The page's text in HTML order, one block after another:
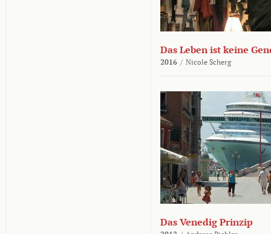
Das Leben ist keine
2016 / Nicole Scherg
Das Venedig Prinzip